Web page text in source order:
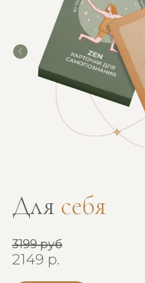
Для себя
3199 руб
2149 р.
Индивидуальный предприниматель
Бабкин Артём Юрьевич
ИНН 526220305990
ОГРН 320527500095444
Instagram*:
@zen_home_store